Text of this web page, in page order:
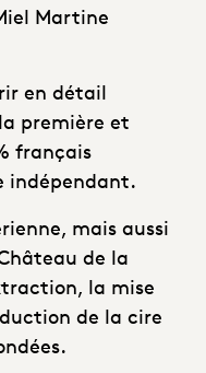
Martine
en détail
première et
français
indépendant.
mais aussi
de la
la mise
de la cire